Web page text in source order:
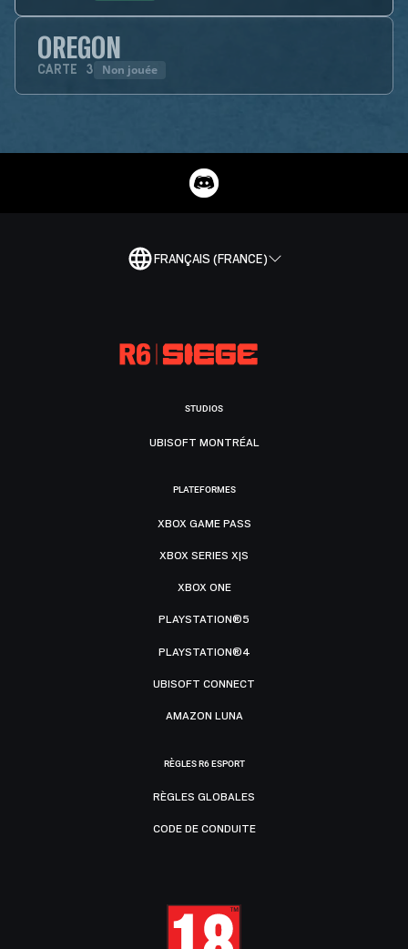
OREGON
CARTE 3 Non jouée
FRANÇAIS (FRANCE)
STUDIOS
UBISOFT MONTRÉAL
PLATEFORMES
XBOX GAME PASS
XBOX SERIES X|S
XBOX ONE
PLAYSTATION®5
PLAYSTATION®4
UBISOFT CONNECT
AMAZON LUNA
RÈGLES R6 ESPORT
RÈGLES GLOBALES
CODE DE CONDUITE